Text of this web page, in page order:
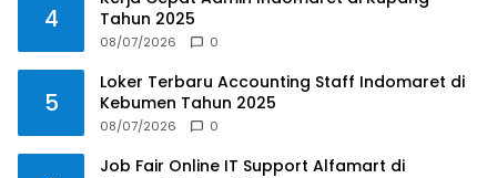
4
Tahun 2025
08/07/2026 0
5
Loker Terbaru Accounting Staff Indomaret di
Kebumen Tahun 2025
08/07/2026 0
Job Fair Online IT Support Alfamart di